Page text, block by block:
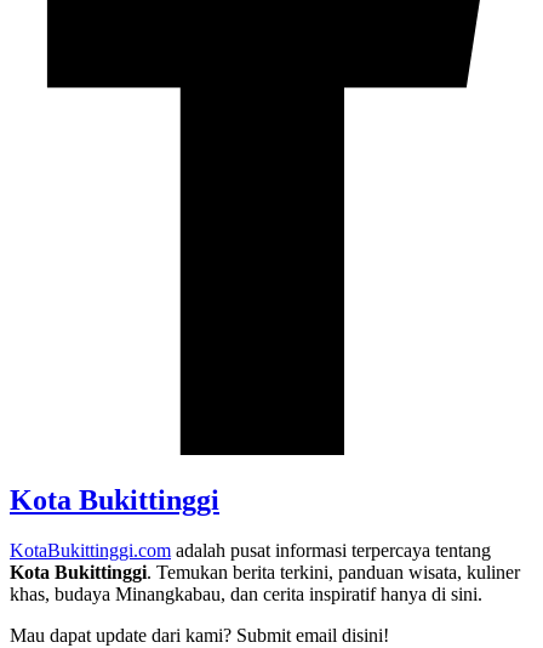
Kota Bukittinggi
KotaBukittinggi.com adalah pusat informasi terpercaya tentang
Kota Bukittinggi. Temukan berita terkini, panduan wisata, kuliner
khas, budaya Minangkabau, dan cerita inspiratif hanya di sini.
Mau dapat update dari kami? Submit email disini!